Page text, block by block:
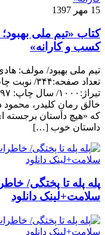
15 مهر 1397
کتاب «تیم ملی
کسب و کارانه»
تیم ملی بهبود/ مولف:
خالق رمانِ کلیدر، محمود
که «هیچ داستان برجسته
داستان خوب […]
پله پله تا پختگی/
سلامت+لینک دانلود